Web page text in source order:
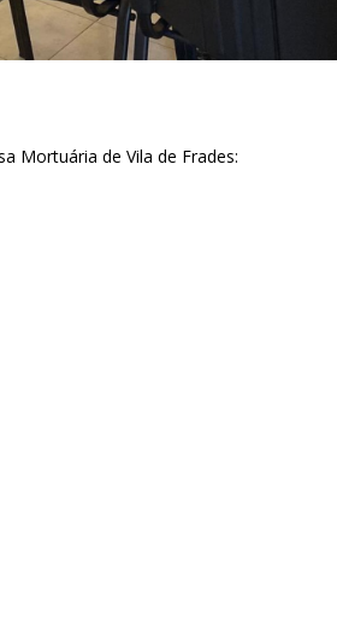
Mortuária de Vila de Frades: